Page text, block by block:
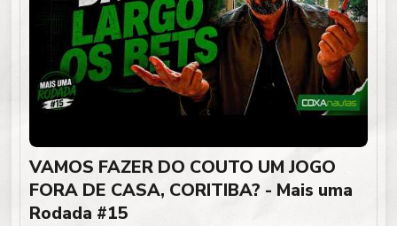
VAMOS FAZER DO COUTO UM JOGO
FORA DE CASA, CORITIBA? - Mais uma
Rodada #15